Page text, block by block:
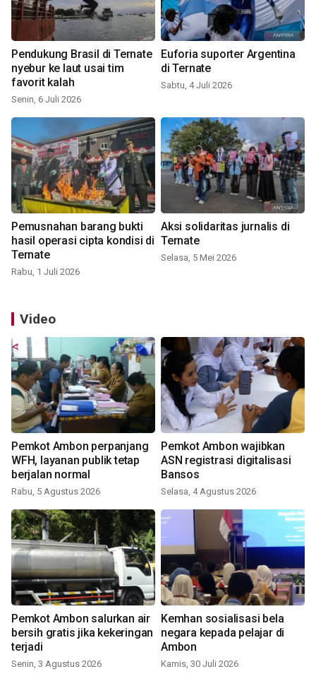
Pendukung Brasil di Ternate
nyebur ke laut usai tim
favorit kalah
Senin, 6 Juli 2026
Euforia suporter Argentina
di Ternate
Sabtu, 4 Juli 2026
Pemusnahan barang bukti
hasil operasi cipta kondisi di
Ternate
Rabu, 1 Juli 2026
Aksi solidaritas jurnalis di
Ternate
Selasa, 5 Mei 2026
Video
Pemkot Ambon perpanjang
WFH, layanan publik tetap
berjalan normal
Rabu, 5 Agustus 2026
Pemkot Ambon wajibkan
ASN registrasi digitalisasi
Bansos
Selasa, 4 Agustus 2026
Pemkot Ambon salurkan air
bersih gratis jika kekeringan
terjadi
Senin, 3 Agustus 2026
Kemhan sosialisasi bela
negara kepada pelajar di
Ambon
Kamis, 30 Juli 2026